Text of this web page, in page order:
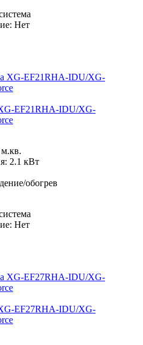
Нет
EF21RHA-IDU/XG-
2.1 кВт
обогрев
Нет
EF27RHA-IDU/XG-